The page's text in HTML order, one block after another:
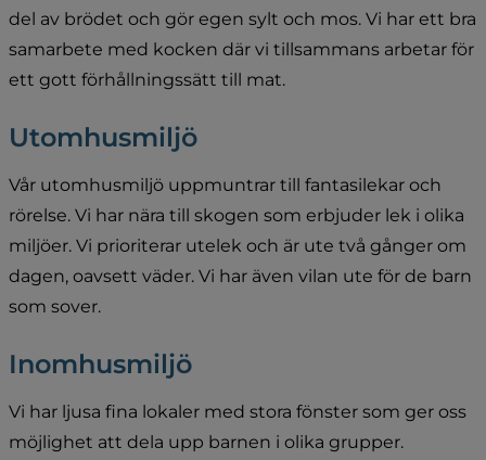
del av brödet och gör egen sylt och mos. Vi har ett bra
samarbete med kocken där vi tillsammans arbetar för
ett gott förhållningssätt till mat.
Utomhusmiljö
Vår utomhusmiljö uppmuntrar till fantasilekar och
rörelse. Vi har nära till skogen som erbjuder lek i olika
miljöer. Vi prioriterar utelek och är ute två gånger om
dagen, oavsett väder. Vi har även vilan ute för de barn
som sover.
Inomhusmiljö
Vi har ljusa fina lokaler med stora fönster som ger oss
möjlighet att dela upp barnen i olika grupper.